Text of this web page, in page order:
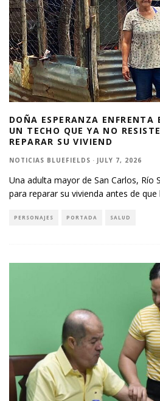
DOÑA ESPERANZA ENFRENTA
UN TECHO QUE YA NO
REPARAR SU VIVIEND
NOTICIAS BLUEFIELDS · JULY 7, 2026
Una adulta mayor de San Carlos, Río
para reparar su vivienda antes de que
PERSONAJES PORTADA SALUD